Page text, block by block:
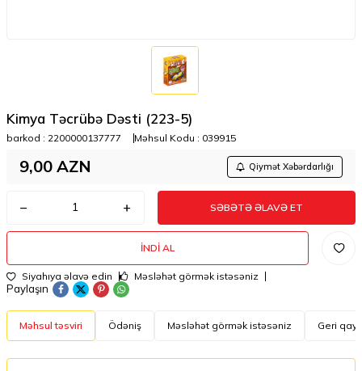
Kimya Təcrübə Dəsti (223-5)
barkod : 2200000137777 Məhsul Kodu : 039915
9,00 AZN Qiymət Xəbərdarlığı
SƏBƏTƏ ƏLAVƏ ET
İNDI AL
Siyahıya əlavə edin Məsləhət görmək istəsəniz
Paylaşın
Məhsul təsviri Ödəniş Məsləhət görmək istəsəniz Geri